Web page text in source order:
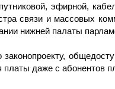
эфирной,
связи и массовых
нижней палаты
законопроекту,
платы даже с абонентов